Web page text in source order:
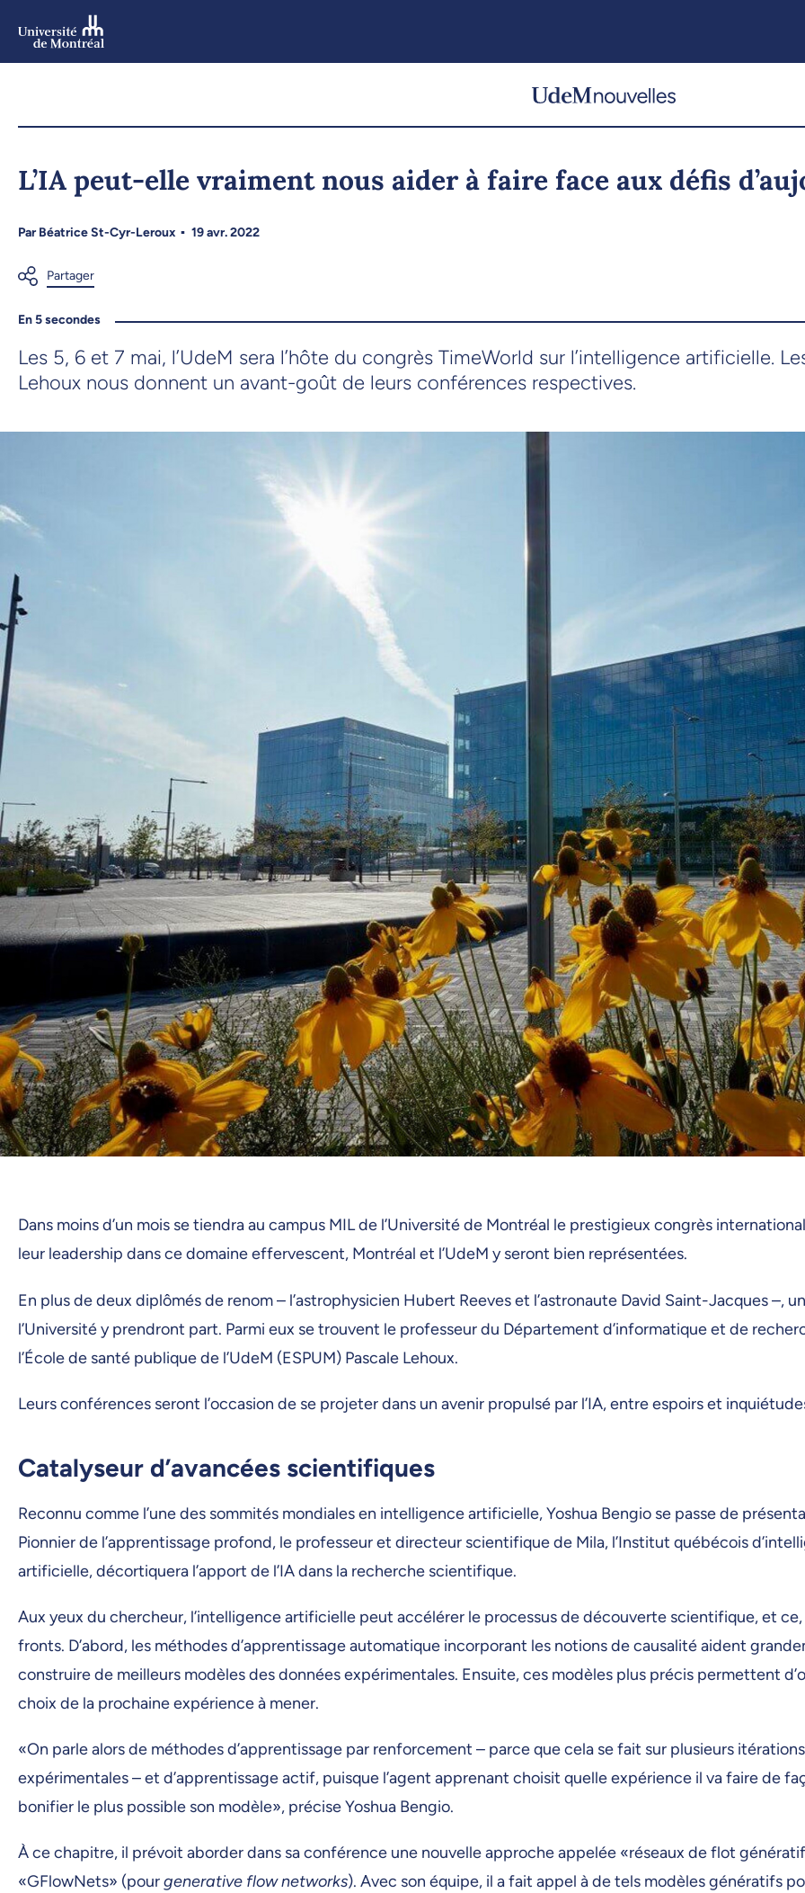
L’IA peut-elle vraiment nous aider à faire face aux défis
ParBéatrice St-Cyr-Leroux 19 avr. 2022
En 5 secondes
Les 5, 6 et 7 mai, l’UdeM sera l’hôte du congrès TimeWorld sur l’intelligence artificielle.
Lehoux nous donnent un avant-goût de leurs conférences respectives.
Dans moins d’un mois se tiendra au campus MIL de l’Université de Montréal le prestigieux congrès
leur leadership dans ce domaine effervescent, Montréal et l’UdeM y seront bien représentées.
En plus de deux diplômés de renom – l’astrophysicien Hubert Reeves et l’astronaute David Saint-Jacques –,
l’Université y prendront part. Parmi eux se trouvent le professeur du Département d’informatique et de
l’École de santé publique de l’UdeM (ESPUM) Pascale Lehoux.
Leurs conférences seront l’occasion de se projeter dans un avenir propulsé par l’IA, entre espoirs et
Catalyseur d’avancées scientifiques
Reconnu comme l’une des sommités mondiales en intelligence artificielle, Yoshua Bengio se passe de
Pionnier de l’apprentissage profond, le professeur et directeur scientifique de Mila, l’Institut québécois
artificielle, décortiquera l’apport de l’IA dans la recherche scientifique.
Aux yeux du chercheur, l’intelligence artificielle peut accélérer le processus de découverte scientifique, et
fronts. D’abord, les méthodes d’apprentissage automatique incorporant les notions de causalité aident
construire de meilleurs modèles des données expérimentales. Ensuite, ces modèles plus précis permettent
choix de la prochaine expérience à mener.
«On parle alors de méthodes d’apprentissage par renforcement – parce que cela se fait sur plusieurs itérations
expérimentales – et d’apprentissage actif, puisque l’agent apprenant choisit quelle expérience il va faire de
bonifier le plus possible son modèle», précise Yoshua Bengio.
À ce chapitre, il prévoit aborder dans sa conférence une nouvelle approche appelée «réseaux de flot
«GFlowNets» (pourgenerative flow networks). Avec son équipe, il a fait appel à de tels modèles génératifs